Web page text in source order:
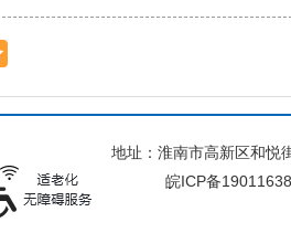
地址：淮南市高新区和
皖ICP备